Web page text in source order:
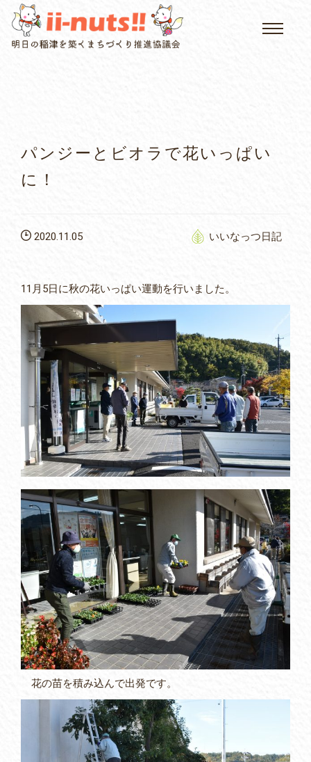
HOME
アクセス
パンジーとビオラで花いっぱい
に！
いいなっつ日記
2020.11.05
11月5日に秋の花いっぱい運動を行いました。
花の苗を積み込んで出発です。